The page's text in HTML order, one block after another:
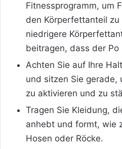
Fitnessprogramm, um
den Körperfettanteil zu
niedrigere
beitragen, dass der
Achten Sie auf Ihre
und sitzen Sie gerade,
zu aktivieren und zu
Tragen Sie Kleidung,
anhebt und formt, wie
Hosen oder Röcke.